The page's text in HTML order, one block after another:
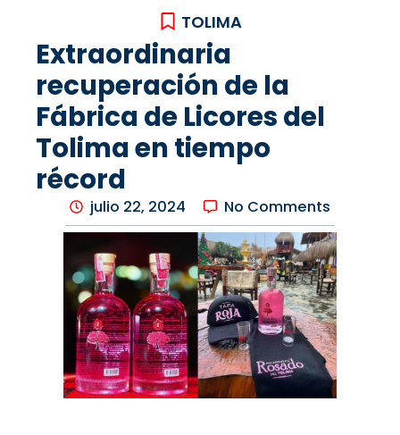
TOLIMA
Extraordinaria
recuperación de la
Fábrica de Licores del
Tolima en tiempo
récord
julio 22, 2024 No Comments